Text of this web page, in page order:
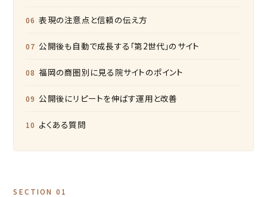
表現の注意点と信頼の伝え方
公開後も自動で成長する「第2世代」のサイト
福岡の商圏別に見る院サイトのポイント
公開後にリピートを伸ばす運用と改善
よくある質問
SECTION 01